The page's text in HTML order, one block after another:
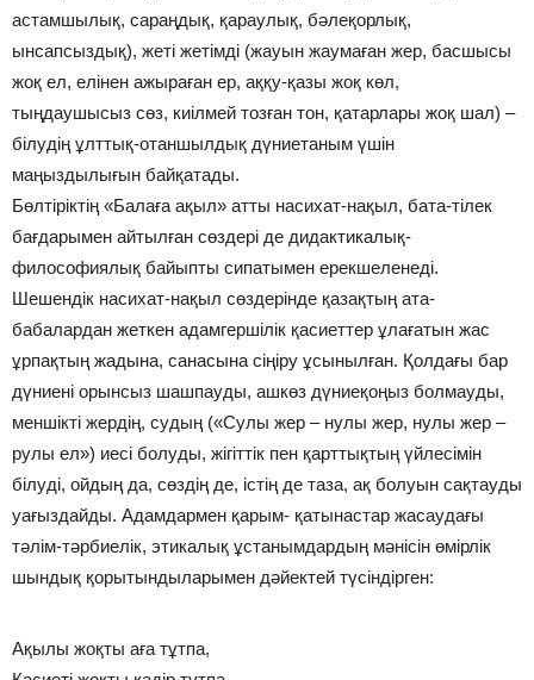
астамшылық, сараңдық, қараулық, бәлеқорлық,
ынсапсыздық), жеті жетімді (жауын жаумаған жер, басшысы
жоқ ел, елінен ажыраған ер, аққу-қазы жоқ көл,
тыңдаушысыз сөз, киілмей тозған тон, қатарлары жоқ шал) –
білудің ұлттық-отаншылдық дүниетаным үшін
маңыздылығын байқатады.
Бөлтіріктің «Балаға ақыл» атты насихат-нақыл, бата-тілек
бағдарымен айтылған сөздері де дидактикалық-
философиялық байыпты сипатымен ерекшеленеді.
Шешендік насихат-нақыл сөздерінде қазақтың ата-
бабалардан жеткен адамгершілік қасиеттер ұлағатын жас
ұрпақтың жадына, санасына сіңіру ұсынылған. Қолдағы бар
дүниені орынсыз шашпауды, ашкөз дүниеқоңыз болмауды,
меншікті жердің, судың («Сулы жер – нулы жер, нулы жер –
рулы ел») иесі болуды, жігіттік пен қарттықтың үйлесімін
білуді, ойдың да, сөздің де, істің де таза, ақ болуын сақтауды
уағыздайды. Адамдармен қарым- қатынастар жасаудағы
тәлім-тәрбиелік, этикалық ұстанымдардың мәнісін өмірлік
шындық қорытындыларымен дәйектей түсіндірген:
Ақылы жоқты аға тұтпа,